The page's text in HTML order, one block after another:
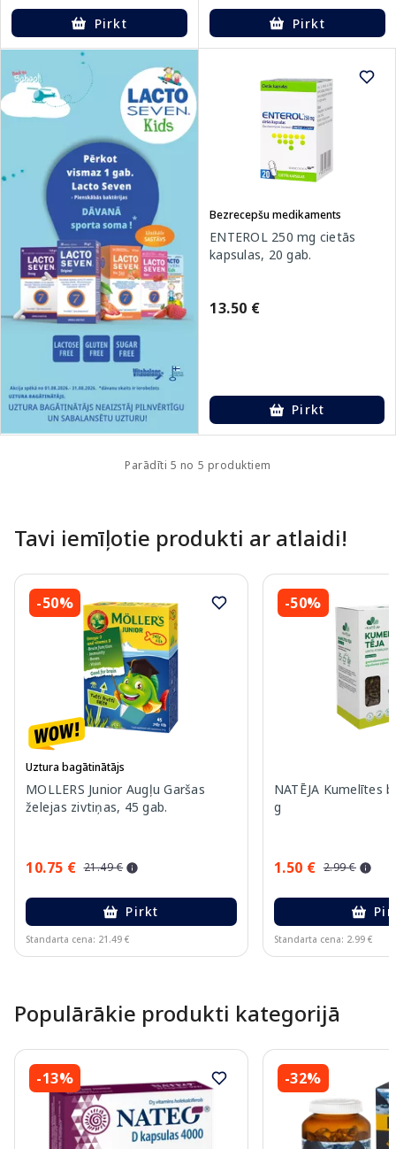
Pirkt Pirkt
Bezrecepšu medikaments
ENTEROL 250 mg cietās
kapsulas, 20 gab.
13.50 €
Pirkt
Parādīti 5 no 5 produktiem
Tavi iemīļotie produkti ar atlaidi!
-50%
Uztura bagātinātājs
MOLLERS Junior Augļu Garšas
želejas zivtiņas, 45 gab.
10.75 € 21.49 €
Pirkt
Standarta cena: 21.49 €
-50%
NATĒJA Kumelītes
g
1.50 € 2.99 €
Standarta cena: 2.99 €
Populārākie produkti kategorijā
-13% -32%